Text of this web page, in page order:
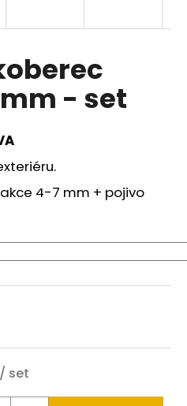
mm - set
4-7 mm + pojivo
/ set